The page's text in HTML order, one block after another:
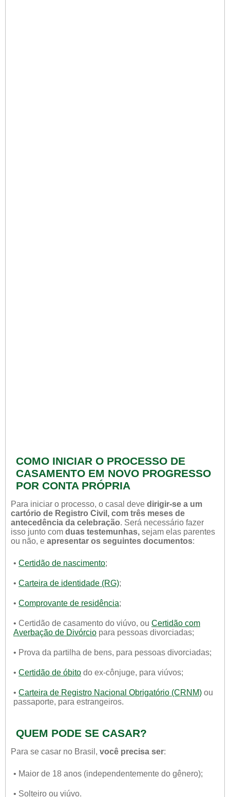
COMO INICIAR O PROCESSO DE
CASAMENTO EM NOVO PROGRESSO
POR CONTA PRÓPRIA
Para iniciar o processo, o casal deve dirigir-se a um
cartório de Registro Civil, com três meses de
antecedência da celebração. Será necessário fazer
isso junto com duas testemunhas, sejam elas parentes
ou não, e apresentar os seguintes documentos:
• Certidão de nascimento;
• Carteira de identidade (RG);
• Comprovante de residência;
• Certidão de casamento do viúvo, ou Certidão com
Averbação de Divórcio para pessoas divorciadas;
• Prova da partilha de bens, para pessoas divorciadas;
• Certidão de óbito do ex-cônjuge, para viúvos;
• Carteira de Registro Nacional Obrigatório (CRNM) ou
passaporte, para estrangeiros.
QUEM PODE SE CASAR?
Para se casar no Brasil, você precisa ser:
• Maior de 18 anos (independentemente do gênero);
• Solteiro ou viúvo.